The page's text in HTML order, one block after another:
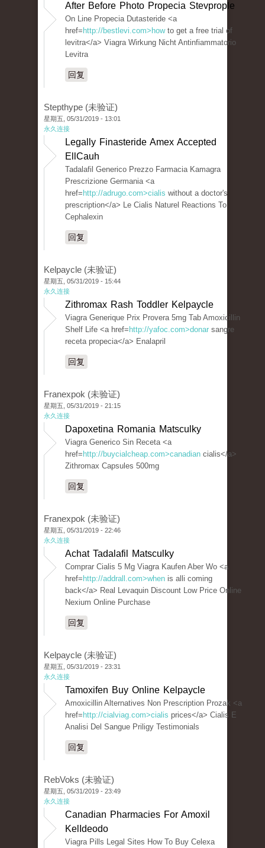
After Before Photo Propecia Stevprople
On Line Propecia Dutasteride <a
href= http://bestlevi.com>howto get a free trial of
levitra</a> Viagra Wirkung Nicht Antinfiammatorio
Levitra
回复
Stepthype (未验证)
星期五, 05/31/2019 - 13:01
永久连接
Legally Finasteride Amex Accepted
EllCauh
Tadalafil Generico Prezzo Farmacia Kamagra
Prescrizione Germania <a
href= http://adrugo.com>cialis without a doctor's
prescription</a> Le Cialis Naturel Reactions To
Cephalexin
回复
Kelpaycle (未验证)
星期五, 05/31/2019 - 15:44
永久连接
Zithromax Rash Toddler Kelpaycle
Viagra Generique Prix Provera 5mg Tab Amoxicillin
Shelf Life <a href= http://yafoc.com>donar sangre
receta propecia</a> Enalapril
回复
Franexpok (未验证)
星期五, 05/31/2019 - 21:15
永久连接
Dapoxetina Romania Matsculky
Viagra Generico Sin Receta <a
href= http://buycialcheap.com>canadian cialis</a>
Zithromax Capsules 500mg
回复
Franexpok (未验证)
星期五, 05/31/2019 - 22:46
永久连接
Achat Tadalafil Matsculky
Comprar Cialis 5 Mg Viagra Kaufen Aber Wo <a
href= http://addrall.com>when is alli coming
back</a> Real Levaquin Discount Low Price Online
Nexium Online Purchase
回复
Kelpaycle (未验证)
星期五, 05/31/2019 - 23:31
永久连接
Tamoxifen Buy Online Kelpaycle
Amoxicillin Alternatives Non Prescription Prozak <a
href= http://cialviag.com>cialis prices</a> Cialis E
Analisi Del Sangue Priligy Testimonials
回复
RebVoks (未验证)
星期五, 05/31/2019 - 23:49
永久连接
Canadian Pharmacies For Amoxil
KelIdeodo
Viagra Pills Legal Sites How To Buy Celexa